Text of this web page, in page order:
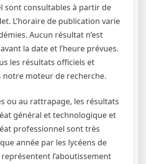
sont consultables à partir de
L’horaire de publication varie
Aucun résultat n’est
la date et l’heure prévues.
les résultats officiels et
notre moteur de recherche.
ou au rattrapage, les résultats
général et technologique et
professionnel sont très
année par les lycéens de
l’aboutissement